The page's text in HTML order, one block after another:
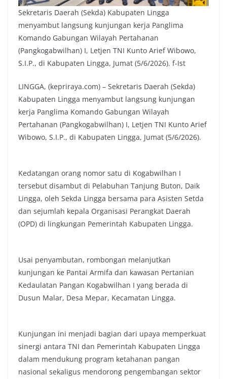
Sekretaris Daerah (Sekda) Kabupaten Lingga
menyambut langsung kunjungan kerja Panglima
Komando Gabungan Wilayah Pertahanan
(Pangkogabwilhan) I, Letjen TNI Kunto Arief Wibowo,
S.I.P., di Kabupaten Lingga, Jumat (5/6/2026). f-Ist
LINGGA, (kepriraya.com) – Sekretaris Daerah (Sekda)
Kabupaten Lingga menyambut langsung kunjungan
kerja Panglima Komando Gabungan Wilayah
Pertahanan (Pangkogabwilhan) I, Letjen TNI Kunto Arief
Wibowo, S.I.P., di Kabupaten Lingga, Jumat (5/6/2026).
Kedatangan orang nomor satu di Kogabwilhan I
tersebut disambut di Pelabuhan Tanjung Buton, Daik
Lingga, oleh Sekda Lingga bersama para Asisten Setda
dan sejumlah kepala Organisasi Perangkat Daerah
(OPD) di lingkungan Pemerintah Kabupaten Lingga.
Usai penyambutan, rombongan melanjutkan
kunjungan ke Pantai Armifa dan kawasan Pertanian
Kedaulatan Pangan Kogabwilhan I yang berada di
Dusun Malar, Desa Mepar, Kecamatan Lingga.
Kunjungan ini menjadi bagian dari upaya memperkuat
sinergi antara TNI dan Pemerintah Kabupaten Lingga
dalam mendukung program ketahanan pangan
nasional sekaligus mendorong pengembangan sektor